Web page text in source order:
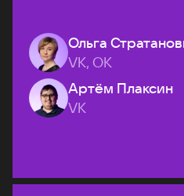
Ольга
VK, ОК
Артём Плаксин
VK